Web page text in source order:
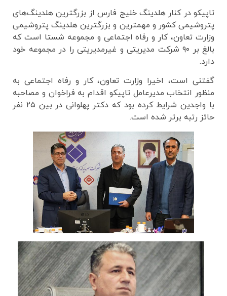
تاپیکو در کنار هلدینگ خلیج فارس از بزرگترین هلدینگ‌های
پتروشیمی کشور و مهمترین و بزرگترین هلدینگ پتروشیمی
وزارت تعاون، کار و رفاه اجتماعی و مجموعه شستا است که
بالغ بر ۹۰ شرکت مدیریتی و غیرمدیریتی را در مجموعه خود
دارد.
گفتنی است، اخیرا وزارت تعاون، کار و رفاه اجتماعی به
منظور انتخاب مدیرعامل تاپیکو اقدام به فراخوان و مصاحبه
با واجدین شرایط کرده بود که دکتر پهلوانی در بین ۲۵ نفر
حائز رتبه برتر شده است.